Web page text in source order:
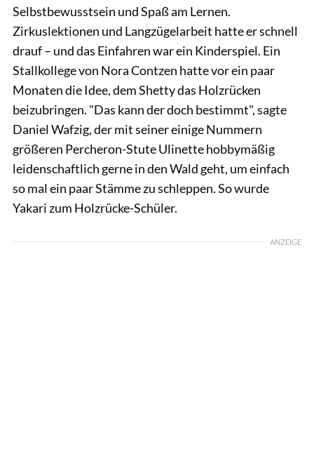
Selbstbewusstsein und Spaß am Lernen.
Zirkuslektionen und Langzügelarbeit hatte er schnell
drauf – und das Einfahren war ein Kinderspiel. Ein
Stallkollege von Nora Contzen hatte vor ein paar
Monaten die Idee, dem Shetty das Holzrücken
beizubringen. "Das kann der doch bestimmt", sagte
Daniel Wafzig, der mit seiner einige Nummern
größeren Percheron-Stute Ulinette hobbymäßig
leidenschaftlich gerne in den Wald geht, um einfach
so mal ein paar Stämme zu schleppen. So wurde
Yakari zum Holzrücke-Schüler.
ANZEIGE